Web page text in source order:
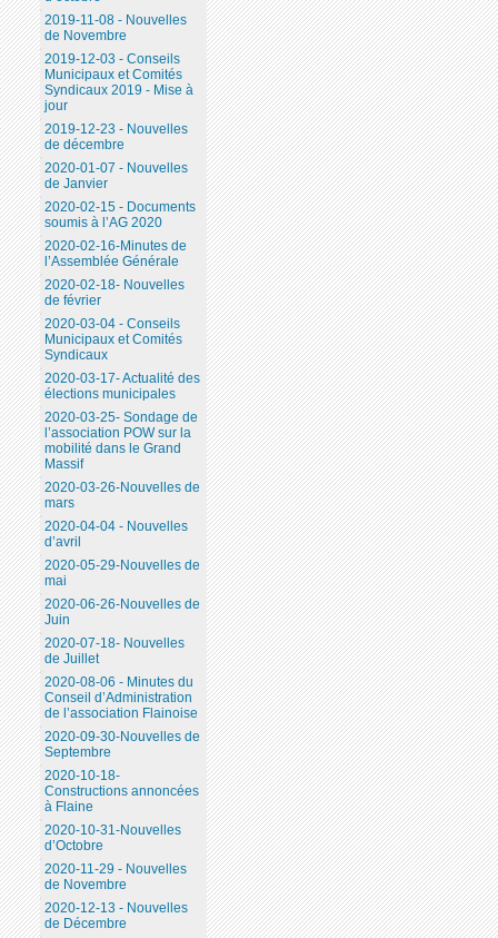
2019-11-08 - Nouvelles
de Novembre
2019-12-03 - Conseils
Municipaux et Comités
Syndicaux 2019 - Mise à
jour
2019-12-23 - Nouvelles
de décembre
2020-01-07 - Nouvelles
de Janvier
2020-02-15 - Documents
soumis à l’AG 2020
2020-02-16-Minutes de
l’Assemblée Générale
2020-02-18- Nouvelles
de février
2020-03-04 - Conseils
Municipaux et Comités
Syndicaux
2020-03-17- Actualité des
élections municipales
2020-03-25- Sondage de
l’association POW sur la
mobilité dans le Grand
Massif
2020-03-26-Nouvelles de
mars
2020-04-04 - Nouvelles
d’avril
2020-05-29-Nouvelles de
mai
2020-06-26-Nouvelles de
Juin
2020-07-18- Nouvelles
de Juillet
2020-08-06 - Minutes du
Conseil d’Administration
de l’association Flainoise
2020-09-30-Nouvelles de
Septembre
2020-10-18-
Constructions annoncées
à Flaine
2020-10-31-Nouvelles
d’Octobre
2020-11-29 - Nouvelles
de Novembre
2020-12-13 - Nouvelles
de Décembre